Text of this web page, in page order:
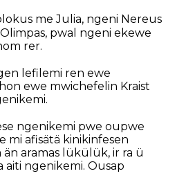
me Julia, ngeni Nereus
pwal ngeni ekewe
rer.
lefilemi ren ewe
ewe mwichefelin Kraist
ngenikemi pwe oupwe
mi afisätä kinikinfesen
än aramas lükülük, ir ra ü
aiti ngenikemi. Ousap